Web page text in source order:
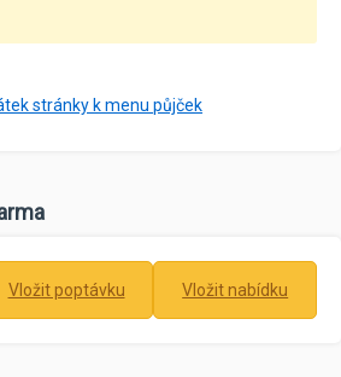
stránky k menu půjček
Vložit poptávku Vložit nabídku